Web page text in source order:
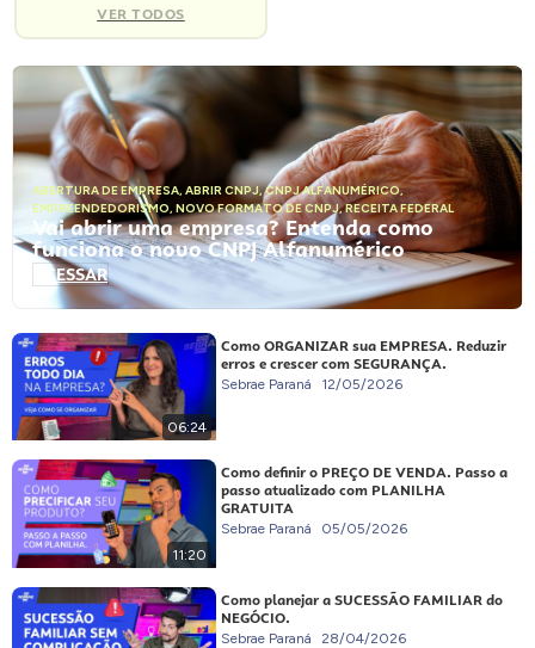
VER TODOS
ABERTURA DE EMPRESA, ABRIR CNPJ,CNPJ ALFANUMÉRICO,
EMPREENDEDORISMO, NOVO FORMATO DE CNPJ,RECEITA FEDERAL
Vai abrir uma empresa? Entenda como
funciona o novo CNPJ Alfanumérico
ACESSAR
06:24
Como ORGANIZAR sua EMPRESA. Reduzir
erros e crescer com SEGURANÇA.
Sebrae Paraná 12/05/2026
11:20
Como definir o PREÇO DE VENDA. Passo a
passo atualizado com PLANILHA
GRATUITA
Sebrae Paraná 05/05/2026
Como planejar a SUCESSÃO FAMILIAR do
NEGÓCIO.
Sebrae Paraná 28/04/2026